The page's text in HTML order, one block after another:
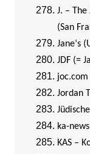
J. –
(San
Jane‘s
JDF (=
joc.com
Jordan
ka-
KAS –